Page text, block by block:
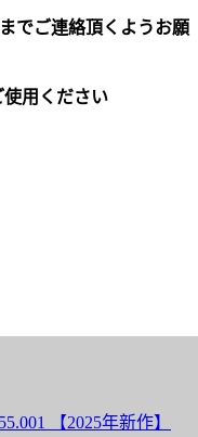
でご連絡頂くようお願
用ください
【2025年新作】